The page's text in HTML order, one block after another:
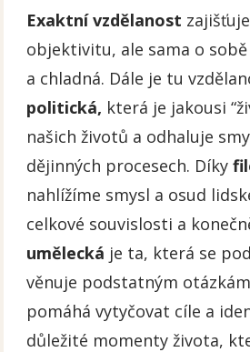
Exaktní vzdělanost
objektivitu, ale sama o
a chladná. Dále je tu
politická, která je jakousi
našich životů a odhaluje
dějinných procesech. Díky
nahlížíme smysl a osud
celkové souvislosti a
umělecká je ta, která se
věnuje podstatným
pomáhá vytyčovat cíle a
důležité momenty života,